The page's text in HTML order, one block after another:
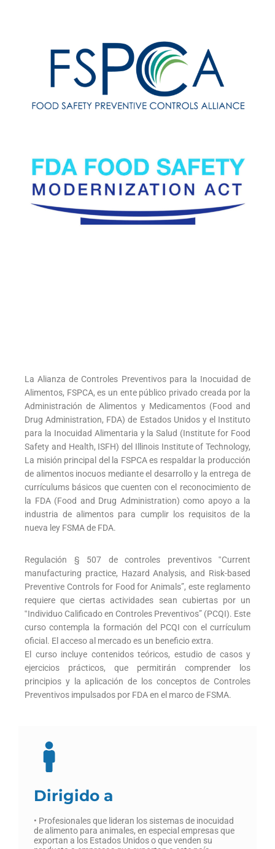
La Alianza de Controles Preventivos para la Inocuidad de
Alimentos, FSPCA, es un ente público privado creada por la
Administración de Alimentos y Medicamentos (Food and
Drug Administration, FDA) de Estados Unidos y el Instituto
para la Inocuidad Alimentaria y la Salud (Institute for Food
Safety and Health, ISFH) del Illinois Institute of Technology,
La misión principal del la FSPCA es respaldar la producción
de alimentos inocuos mediante el desarrollo y la entrega de
currículums básicos que cuenten con el reconocimiento de
la FDA (Food and Drug Administration) como apoyo a la
industria de alimentos para cumplir los requisitos de la
nueva ley FSMA de FDA.
Regulación § 507 de controles preventivos ‟Current
manufacturing practice, Hazard Analysis, and Risk-based
Preventive Controls for Food for Animals”, este reglamento
requiere que ciertas actividades sean cubiertas por un
‟Individuo Calificado en Controles Preventivos” (PCQI). Este
curso contempla la formación del PCQI con el currículum
oficial. El acceso al mercado es un beneficio extra.
El curso incluye contenidos teóricos, estudio de casos y
ejercicios prácticos, que permitirán comprender los
principios y la aplicación de los conceptos de Controles
Preventivos impulsados por FDA en el marco de FSMA.
Dirigido a
• Profesionales que lideran los sistemas de inocuidad
de alimento para animales, en especial empresas que
exportan a los Estados Unidos o que venden su